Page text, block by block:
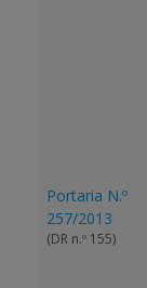
Portaria N.º
257/2013
(DR n.º 155)